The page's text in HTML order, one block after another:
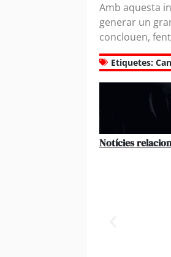
Amb aquesta
generar un
conclouen,
Etiquetes:
Notícies